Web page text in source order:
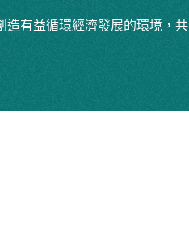
有益循環經濟發展的環境，